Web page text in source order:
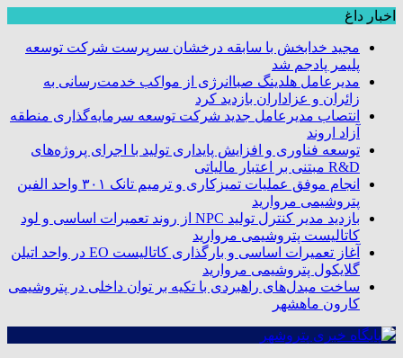
اخبار داغ
مجید خدابخش با سابقه درخشان سرپرست شرکت توسعه
پلیمر پادجم شد
مدیرعامل هلدینگ صباانرژی از مواکب خدمت‌رسانی به
زائران و عزاداران بازدید کرد
انتصاب مدیرعامل جدید شرکت توسعه سرمایه‌گذاری منطقه
آزاد اروند
توسعه فناوری و افزایش پایداری تولید با اجرای پروژه‌های
R&D مبتنی بر اعتبار مالیاتی
انجام موفق عملیات تمیزکاری و ترمیم تانک ۳۰۱ واحد الفین
پتروشیمی مروارید
بازدید مدیر کنترل تولید NPC از روند تعمیرات اساسی و لود
کاتالیست پتروشیمی مروارید
آغاز تعمیرات اساسی و بارگذاری کاتالیست EO در واحد اتیلن
گلایکول پتروشیمی مروارید
ساخت مبدل‌های راهبردی با تکیه بر توان داخلی در پتروشیمی
کارون ماهشهر